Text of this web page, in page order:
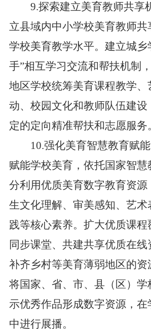
9.探索建立美育教师共享
立县域内中小学校美育教师
学校美育教学水平。建立城乡
手”相互学习交流和帮扶机制
地区学校统筹美育课程教学、
动、校园文化和教师队伍建设
定的定向精准帮扶和志愿服务
10.强化美育智慧教育赋能
赋能学校美育，依托国家智
分利用优质美育数字教育资源
生文化理解、审美感知、艺术
践等核心素养。扩大优质课程
同步课堂、共建共享优质在线
补齐乡村等美育薄弱地区的资
将国家、省、市、县（区）学
示优秀作品形成数字资源，在
中进行展播。